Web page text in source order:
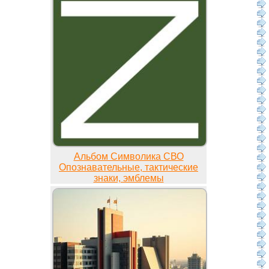
Альбом Символика СВО
Опознавательные, тактические
знаки, эмблемы